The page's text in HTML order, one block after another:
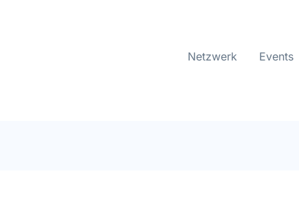
Netzwerk Events